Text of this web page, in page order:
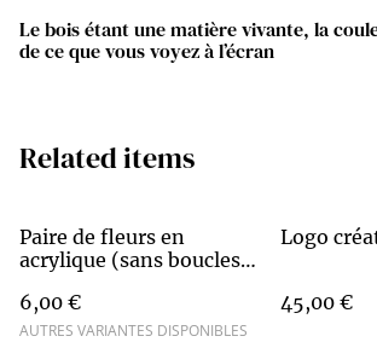
Le bois étant une matière vivante, la
de ce que vous voyez à l’écran
Related items
Paire de fleurs en
acrylique (sans boucles
6,00 €
AUTRES VARIANTES DISPONIBLES
Logo
45,00 €